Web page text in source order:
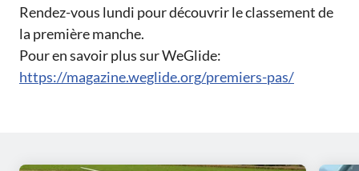
Rendez-vous lundi pour découvrir le classement de
la première manche.
Pour en savoir plus sur WeGlide:
https://magazine.weglide.org/premiers-pas/